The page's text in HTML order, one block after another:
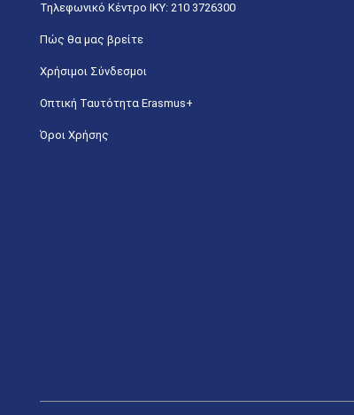
Τηλεφωνικό Κέντρο IKY: 210 3726300
Πώς θα μας βρείτε
Χρήσιμοι Σύνδεσμοι
Οπτική Ταυτότητα Erasmus+
Όροι Χρήσης